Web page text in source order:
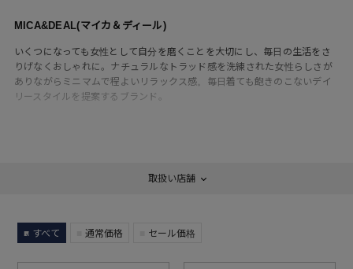
MICA&DEAL(マイカ＆ディール)
いくつになっても女性として自分を磨くことを大切にし、毎日の生活をさ
りげなくおしゃれに。ナチュラルなトラッド感を洗練された女性らしさが
ありながらミニマムで程よいリラックス感。毎日着ても飽きのこないデイ
リースタイルを提案するブランド。
取扱い店舗
すべて 通常価格 セール価格